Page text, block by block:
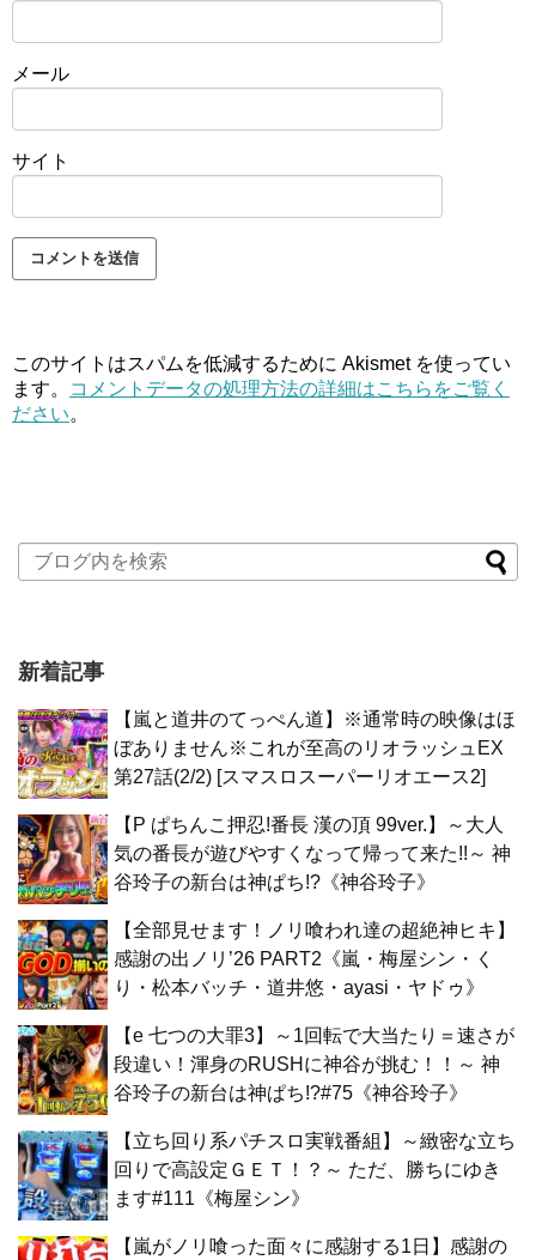
メール
サイト
このサイトはスパムを低減するために Akismet を使ってい
ます。
コメントデータの処理方法の詳細はこちらをご覧く
ださい。
新着記事
【嵐と道井のてっぺん道】※通常時の映像はほ
ぼありません※これが至高のリオラッシュEX
第27話(2/2) [スマスロスーパーリオエース2]
【P ぱちんこ押忍!番長 漢の頂 99ver.】～大人
気の番長が遊びやすくなって帰って来た!!～ 神
谷玲子の新台は神ぱち!?《神谷玲子》
【全部見せます！ノリ喰われ達の超絶神ヒキ】
感謝の出ノリ’26 PART2《嵐・梅屋シン・く
り・松本バッチ・道井悠・ayasi・ヤドゥ》
【e 七つの大罪3】～1回転で大当たり＝速さが
段違い！渾身のRUSHに神谷が挑む！！～ 神
谷玲子の新台は神ぱち!?#75《神谷玲子》
【立ち回り系パチスロ実戦番組】～緻密な立ち
回りで高設定ＧＥＴ！？～ ただ、勝ちにゆき
ます#111《梅屋シン》
【嵐がノリ喰った面々に感謝する1日】感謝の